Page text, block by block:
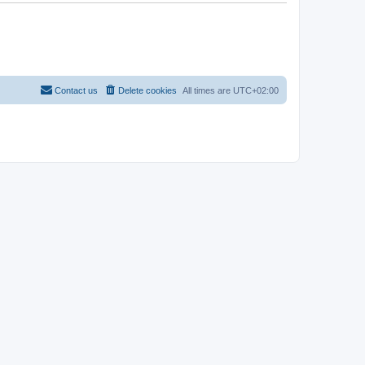
All times are UTC+02:00
Delete cookies
Contact us